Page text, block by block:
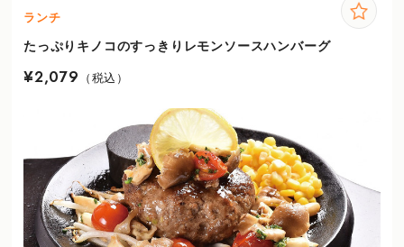
ランチ
たっぷりキノコのすっきりレモンソースハンバーグ
¥2,079 （税込）